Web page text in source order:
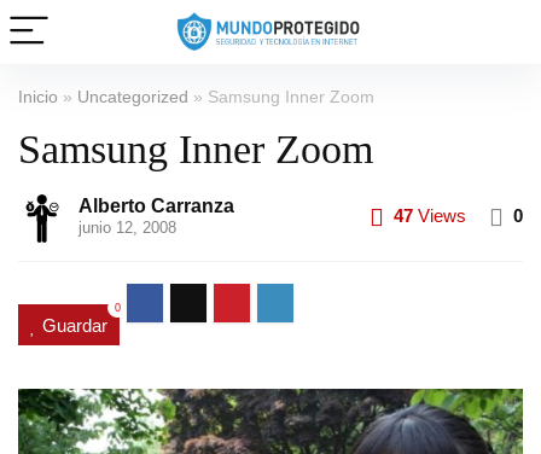
Inicio » Uncategorized » Samsung Inner Zoom
Samsung Inner Zoom
Alberto Carranza
junio 12, 2008
47 Views 0
Guardar
0